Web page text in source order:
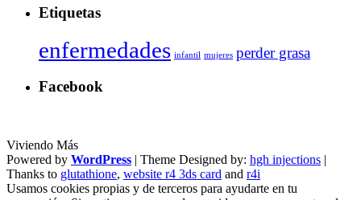
Etiquetas
enfermedades infantil mujeres perder grasa
Facebook
Viviendo Más
Powered by WordPress | Theme Designed by: hgh injections |
Thanks to glutathione, website r4 3ds card and r4i
Usamos cookies propias y de terceros para ayudarte en tu